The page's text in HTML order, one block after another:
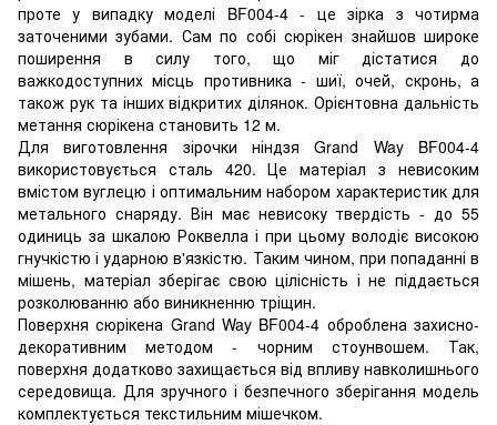
проте у випадку моделі BF004-4 - це зірка з чотирма
заточеними зубами. Сам по собі сюрікен знайшов широке
поширення в силу того, що міг дістатися до
важкодоступних місць противника - шиї, очей, скронь, а
також рук та інших відкритих ділянок. Орієнтовна дальність
метання сюрікена становить 12 м.
Для виготовлення зірочки ніндзя Grand Way BF004-4
використовується сталь 420. Це матеріал з невисоким
вмістом вуглецю і оптимальним набором характеристик для
метального снаряду. Він має невисоку твердість - до 55
одиниць за шкалою Роквелла і при цьому володіє високою
гнучкістю і ударною в'язкістю. Таким чином, при попаданні в
мішень, матеріал зберігає свою цілісність і не піддається
розколюванню або виникненню тріщин.
Поверхня сюрікена Grand Way BF004-4 оброблена захисно-
декоративним методом - чорним стоунвошем. Так,
поверхня додатково захищається від впливу навколишнього
середовища. Для зручного і безпечного зберігання модель
комплектується текстильним мішечком.